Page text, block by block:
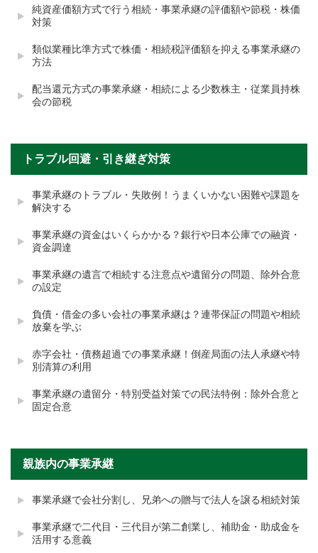
純資産価額方式で行う相続・事業承継の評価額や節税・株価
対策
類似業種比準方式で株価・相続税評価額を抑える事業承継の
方法
配当還元方式の事業承継・相続による少数株主・従業員持株
会の節税
トラブル回避・引き継ぎ対策
事業承継のトラブル・失敗例！うまくいかない困難や課題を
解決する
事業承継の資金はいくらかかる？銀行や日本公庫での融資・
資金調達
事業承継の遺言で相続する注意点や遺留分の問題、除外合意
の設定
負債・借金の多い会社の事業承継は？連帯保証の問題や相続
放棄を学ぶ
赤字会社・債務超過での事業承継！倒産局面の法人承継や特
別清算の利用
事業承継の遺留分・特別受益対策での民法特例：除外合意と
固定合意
親族内の事業承継
事業承継で会社分割し、兄弟への贈与で法人を譲る相続対策
事業承継で二代目・三代目が第二創業し、補助金・助成金を
活用する意義